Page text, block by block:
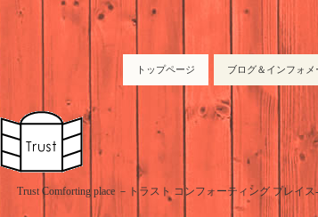
トップページ ブログ＆インフォメ
Trust Comforting place －トラスト コンフォーティング プレイ